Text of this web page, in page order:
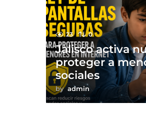
23 0
Jalisco activa
proteger a
sociales
by admin